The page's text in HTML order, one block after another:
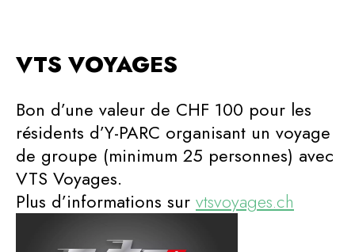
VTS VOYAGES
Bon d’une valeur de CHF 100 pour les
résidents d’Y-PARC organisant un voyage
de groupe (minimum 25 personnes) avec
VTS Voyages.
Plus d’informations sur vtsvoyages.ch